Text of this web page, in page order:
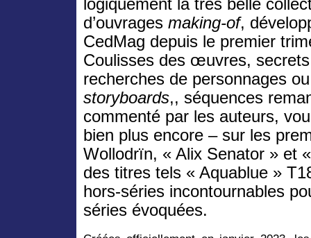
logiquement la très belle
d’ouvrages making-of,
CedMag depuis le premier
Coulisses des œuvres,
recherches de personnages
storyboards,, séquences
commenté par les auteurs,
bien plus encore – sur les
Wollodrïn, « Alix Senator » et
des titres tels « Aquablue »
hors-séries incontournables
séries évoquées.